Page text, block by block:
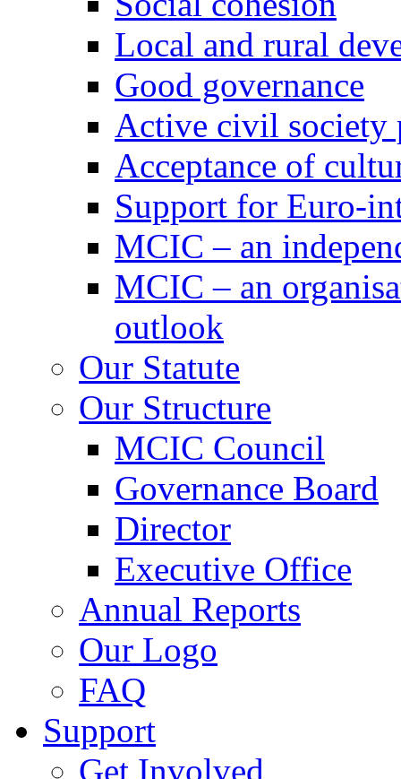
Local and rural
Good governance
Active civil society
Acceptance of
Support for Euro-
MCIC – an
MCIC – an
outlook
Our Statute
Our Structure
MCIC Council
Governance Board
Director
Executive Office
Annual Reports
Our Logo
FAQ
Support
Get Involved